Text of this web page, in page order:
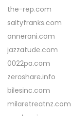
the-rep.com
saltyfranks.com
annerani.com
jazzatude.com
0022pa.com
zeroshare.info
bilesinc.com
milaretreatnz.com